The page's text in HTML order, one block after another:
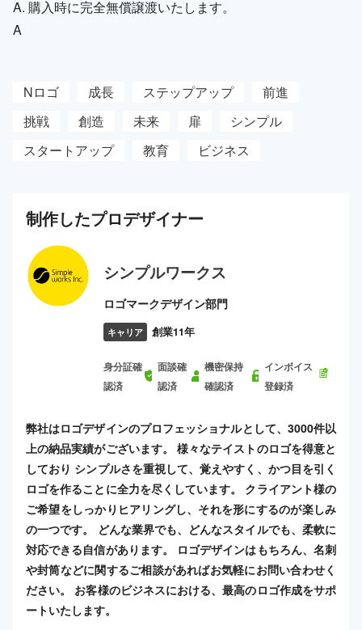
A. 購入時に完全無償譲渡いたします。
A
Nロゴ 成長 ステップアップ
前進
挑戦
創造 未来 扉
シンプル
スタートアップ
教育 ビジネス
制作したプロデザイナー
シンプルワークス
ロゴマークデザイン部門
キャリア 創業11年
身分証確
認済
面談確
認済
機密保持
確認済
インボイス
登録済
弊社はロゴデザインのプロフェッショナルとして、3000件以
上の納品実績がございます。 様々なテイストのロゴを得意と
しており シンプルさを重視して、覚えやすく、かつ目を引く
ロゴを作ることに全力を尽くしています。 クライアント様の
ご希望をしっかりヒアリングし、それを形にするのが楽しみ
の一つです。 どんな業界でも、どんなスタイルでも、柔軟に
対応できる自信があります。 ロゴデザインはもちろん、名刺
や封筒などに関するご相談があればお気軽にお問い合わせく
ださい。 お客様のビジネスにおける、最高のロゴ作成をサポ
ートいたします。